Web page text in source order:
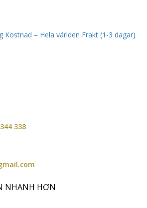
Kostnad – Hela världen Frakt (1-3 dagar)
338
NHANH HƠN